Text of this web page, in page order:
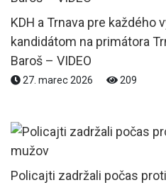
KDH a Trnava pre každého
kandidátom na primátora
Baroš – VIDEO
27. marec 2026 209
Policajti zadržali počas